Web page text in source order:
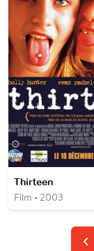
Thirteen
Film • 2003